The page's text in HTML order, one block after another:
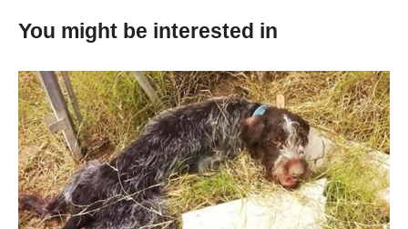
δέχτηκαν μια κλήση από μια κυρία η όποια ζήτησε τη
βρει καταφύγιο σε ένα κανάλι. Ήταν μόνη της,
πεινασμένη και αναγκασμένη να κοιμάται σε ένα
βρώμικο και υγρό περιβάλλον.
Οι δυο διασώστες έπρεπε να είναι πολύ προσεκτικοί,
καθώς η Adrienne (αυτό είναι το όνομα που της
You might be interested in